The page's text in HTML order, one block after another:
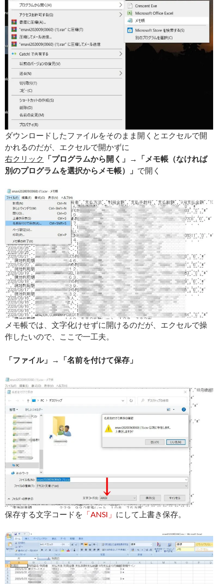
ダウンロードしたファイルをそのまま開くとエクセルで開
かれるのだが、エクセルで開かずに
右クリック
「プログラムから開く」→「メモ帳（なければ
別のプログラムを選択からメモ帳）」 で開く
メモ帳では、文字化けせずに開けるのだが、エクセルで操
作したいので、ここで一工夫。
「ファイル」→「名前を付けて保存」
保存する文字コードを 「ANSI」 にして上書き保存。